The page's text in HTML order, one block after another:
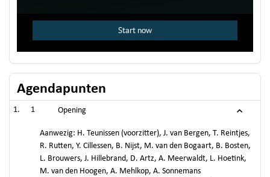
Agendapunten
1 Opening
Aanwezig: H. Teunissen (voorzitter), J. van Bergen, T. Reintjes,
R. Rutten, Y. Cillessen, B. Nijst, M. van den Bogaart, B. Bosten,
L. Brouwers, J. Hillebrand, D. Artz, A. Meerwaldt, L. Hoetink,
M. van den Hoogen, A. Mehlkop, A. Sonnemans